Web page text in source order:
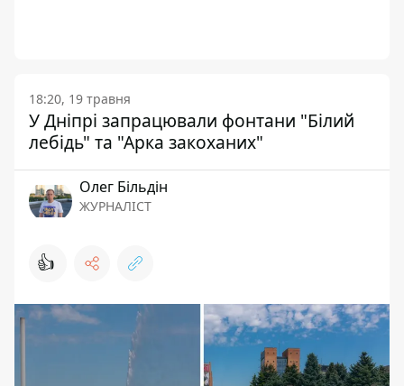
18:20, 19 травня
У Дніпрі запрацювали фонтани "Білий
лебідь" та "Арка закоханих"
Олег Більдін
ЖУРНАЛІСТ
👍